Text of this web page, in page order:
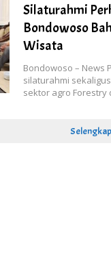
Silaturahmi
Bondowoso
Wisata
Bondowoso – News
silaturahmi
sektor agro